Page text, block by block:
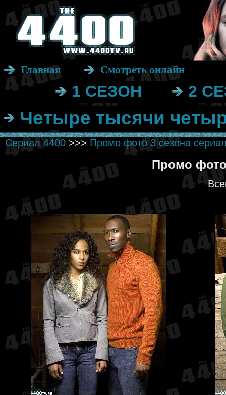
Главная Смотреть онлайн
1 СЕЗОН 2
Четыре тысячи
Сериал 4400 >>> Промо фото 3 сезона
Промо фото